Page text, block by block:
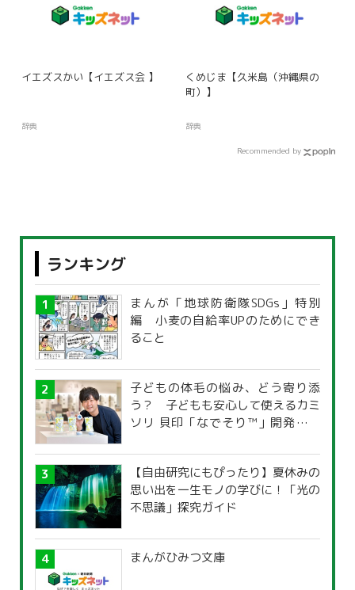
イエズスかい【イエズス会 】
辞典
くめじま【久米島（沖縄県の
町）】
辞典
Recommended by
ランキング
まんが「地球防衛隊SDGs」特別
編 小麦の自給率UPのためにでき
ること
子どもの体毛の悩み、どう寄り添
う？ 子どもも安心して使えるカミ
ソリ 貝印「なでそり™」開発の思
【自由研究にもぴったり】夏休みの
思い出を一生モノの学びに！「光の
不思議」探究ガイド
まんがひみつ文庫